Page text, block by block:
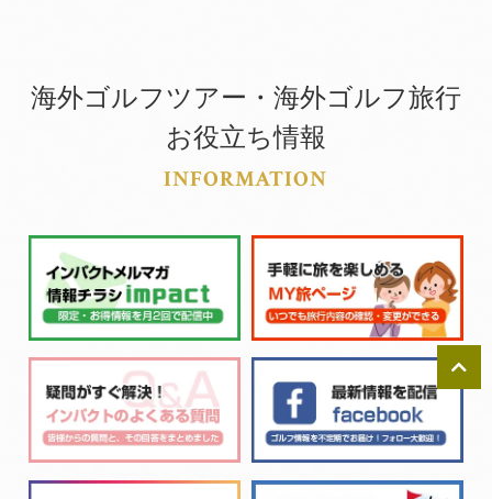
海外ゴルフツアー・海外ゴルフ旅行
お役立ち情報
INFORMATION